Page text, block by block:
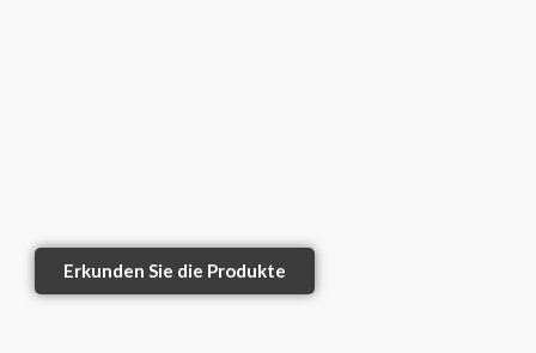
Erkunden Sie die Produkte